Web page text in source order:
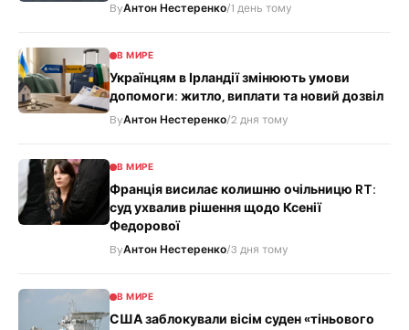
ByАнтон Нестеренко/1 день тому
В МИРЕ
Українцям в Ірландії змінюють умови
допомоги: житло, виплати та новий дозвіл
ByАнтон Нестеренко/2 дня тому
В МИРЕ
Франція висилає колишню очільницю RT:
суд ухвалив рішення щодо Ксенії
Федорової
ByАнтон Нестеренко/3 дня тому
В МИРЕ
США заблокували вісім суден «тіньового